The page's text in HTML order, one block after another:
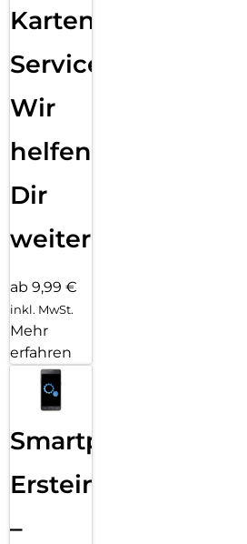
Karten
Service:
Wir
helfen
Dir
weiter
ab 9,99 €
inkl. MwSt.
Mehr
erfahren
Smartphone
Ersteinrichtung
–